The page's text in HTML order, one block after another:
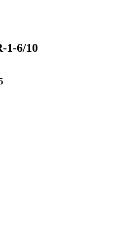
1-6/10